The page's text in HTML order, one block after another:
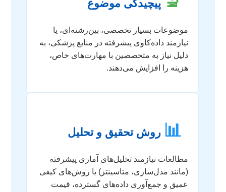
پیچیدگی موضوع
موضوعات بسیار تخصصی، بین‌رشته‌ای، یا
نیازمند داده‌کاوی پیشرفته در منابع پزشکی، به
دلیل نیاز به متخصصین با مهارت‌های خاص،
هزینه را افزایش می‌دهند.
📊 روش تحقیق و تحلیل
مطالعات نیازمند تحلیل‌های آماری پیشرفته
(مانند مدل‌سازی، متاسینتز) یا روش‌های کیفی
عمیق و جمع‌آوری داده‌های گسترده، قیمت